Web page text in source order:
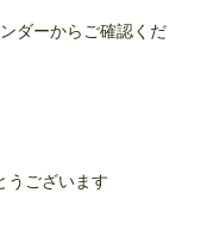
ダーからご確認くだ
うございます